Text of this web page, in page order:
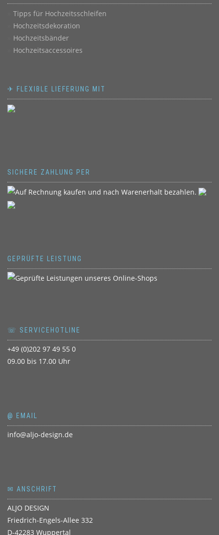
Tipps für Hochzeitsschleifen
Hochzeitsdekoration
Hochzeitsbänder
Hochzeitsaccessoires
✈ FLEXIBLE LIEFERUNG MIT
SICHERE ZAHLUNG PER
GEPRÜFTE LEISTUNG
☏ SERVICEHOTLINE
+49 (0)202 97 49 55 0
09.00 bis 17.00 Uhr
@ EMAIL
info@aljo-design.de
✉ ANSCHRIFT
ALJO DESIGN
Friedrich-Engels-Allee 332
D-42283 Wuppertal